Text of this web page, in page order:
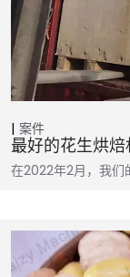
案件
最好的花生烘
在2022年2月，我们